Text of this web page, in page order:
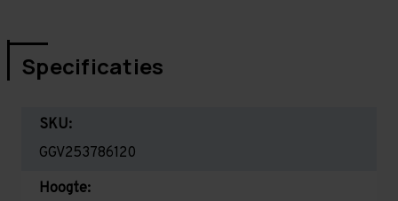
Specificaties
SKU:
GGV253786120
Hoogte: